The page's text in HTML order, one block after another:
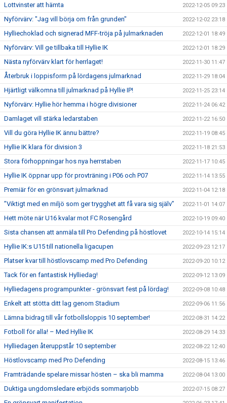
Lottvinster att hämta 2022-12-05 09:23
Nyförvärv: "Jag vill börja om från grunden" 2022-12-02 23:18
Hylliechoklad och signerad MFF-tröja på julmarknaden 2022-12-01 18:49
Nyförvärv: Vill ge tillbaka till Hyllie IK 2022-12-01 18:29
Nästa nyförvärv klart för herrlaget! 2022-11-30 11:47
Återbruk i loppisform på lördagens julmarknad 2022-11-29 18:04
Hjärtligt välkomna till julmarknad på Hyllie IP! 2022-11-25 23:14
Nyförvärv: Hyllie hör hemma i högre divisioner 2022-11-24 06:42
Damlaget vill stärka ledarstaben 2022-11-22 16:50
Vill du göra Hyllie IK ännu bättre? 2022-11-19 08:45
Hyllie IK klara för division 3 2022-11-18 21:53
Stora förhoppningar hos nya herrstaben 2022-11-17 10:45
Hyllie IK öppnar upp för provträning i P06 och P07 2022-11-14 13:55
Premiär för en grönsvart julmarknad 2022-11-04 12:18
”Viktigt med en miljö som ger trygghet att få vara sig själv” 2022-11-01 14:07
Hett möte när U16 kvalar mot FC Rosengård 2022-10-19 09:40
Sista chansen att anmäla till Pro Defending på höstlovet 2022-10-14 15:14
Hyllie IK:s U15 till nationella ligacupen 2022-09-23 12:17
Platser kvar till höstlovscamp med Pro Defending 2022-09-20 10:12
Tack för en fantastisk Hylliedag! 2022-09-12 13:09
Hylliedagens programpunkter - grönsvart fest på lördag! 2022-09-08 10:48
Enkelt att stötta ditt lag genom Stadium 2022-09-06 11:56
Lämna bidrag till vår fotbollsloppis 10 september! 2022-08-31 14:22
Fotboll för alla! – Med Hyllie IK 2022-08-29 14:33
Hylliedagen återuppstår 10 september 2022-08-22 12:40
Höstlovscamp med Pro Defending 2022-08-15 13:46
Framträdande spelare missar hösten – ska bli mamma 2022-08-04 13:00
Duktiga ungdomsledare erbjöds sommarjobb 2022-07-15 08:27